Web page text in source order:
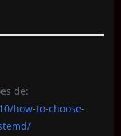
de:
how-to-choose-